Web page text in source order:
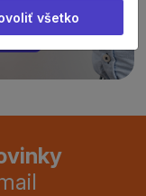
všetko